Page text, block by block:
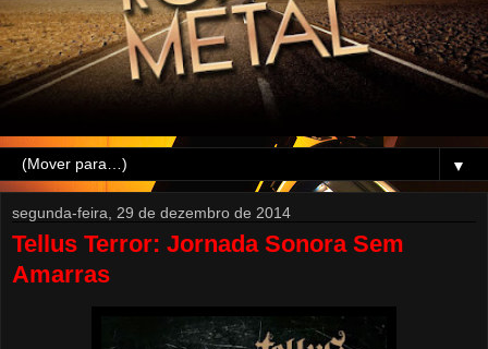
▼
segunda-feira, 29 de dezembro de 2014
Tellus Terror: Jornada Sonora Sem
Amarras